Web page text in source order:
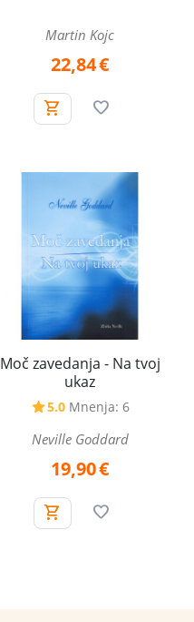
Martin Kojc
22,84€
Moč zavedanja - Na tvoj
ukaz
5.0 Mnenja: 6
Neville Goddard
19,90€